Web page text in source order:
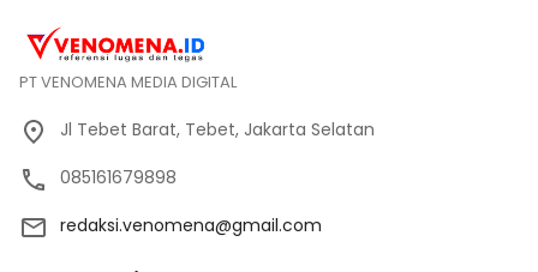
PT VENOMENA MEDIA DIGITAL
Jl Tebet Barat, Tebet, Jakarta Selatan
085161679898
redaksi.venomena@gmail.com